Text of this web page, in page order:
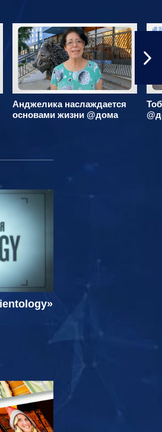
Анджелика наслаждается
основами жизни @дома